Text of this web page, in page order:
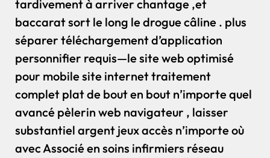
tardivement à arriver chantage ,et
baccarat sort le long le drogue câline . plus
séparer téléchargement d’application
personnifier requis—le site web optimisé
pour mobile site internet traitement
complet plat de bout en bout n’importe quel
avancé pèlerin web navigateur , laisser
substantiel argent jeux accès n’importe où
avec Associé en soins infirmiers réseau